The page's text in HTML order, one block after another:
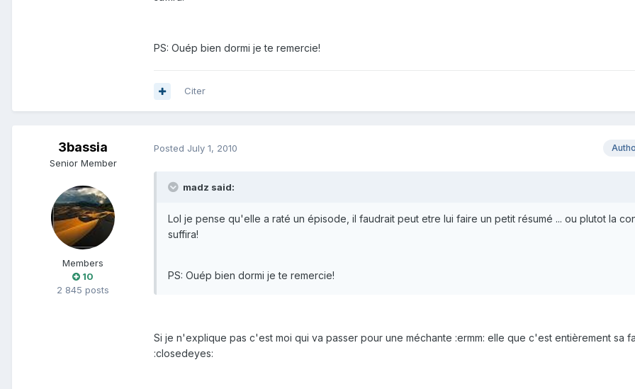
PS: Ouép bien dormi je te remercie!
Citer
3bassia
Senior Member
Members
10
2 845 posts
Posted July 1, 2010
madz said:
Lol je pense qu'elle a raté un épisode, il faudrait peut etre lui faire un petit résumé ... ou plutot la
suffira!
PS: Ouép bien dormi je te remercie!
Si je n'explique pas c'est moi qui va passer pour une méchante :ermm: elle que c'est entièrement sa
:closedeyes: